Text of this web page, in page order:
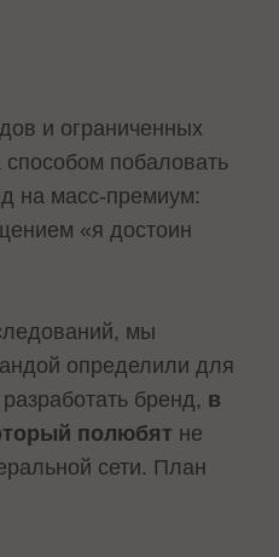
и ограниченных
побаловать
на масс-премиум:
«я достоин
мы
определили для
бренд, в
полюбят не
сети. План